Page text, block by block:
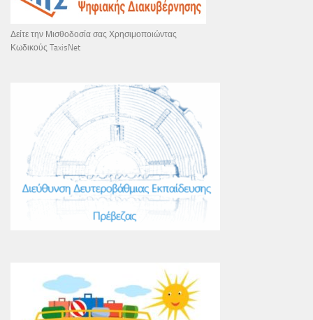
Δείτε την Μισθοδοσία σας Χρησιμοποιώντας
Κωδικούς TaxisNet